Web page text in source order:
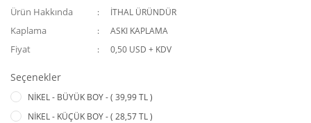
Ürün Hakkında İTHAL ÜRÜNDÜR
Kaplama ASKI KAPLAMA
Fiyat 0,50 USD + KDV
Seçenekler
NİKEL - BÜYÜK BOY - ( 39,99 TL )
NİKEL - KÜÇÜK BOY - ( 28,57 TL )